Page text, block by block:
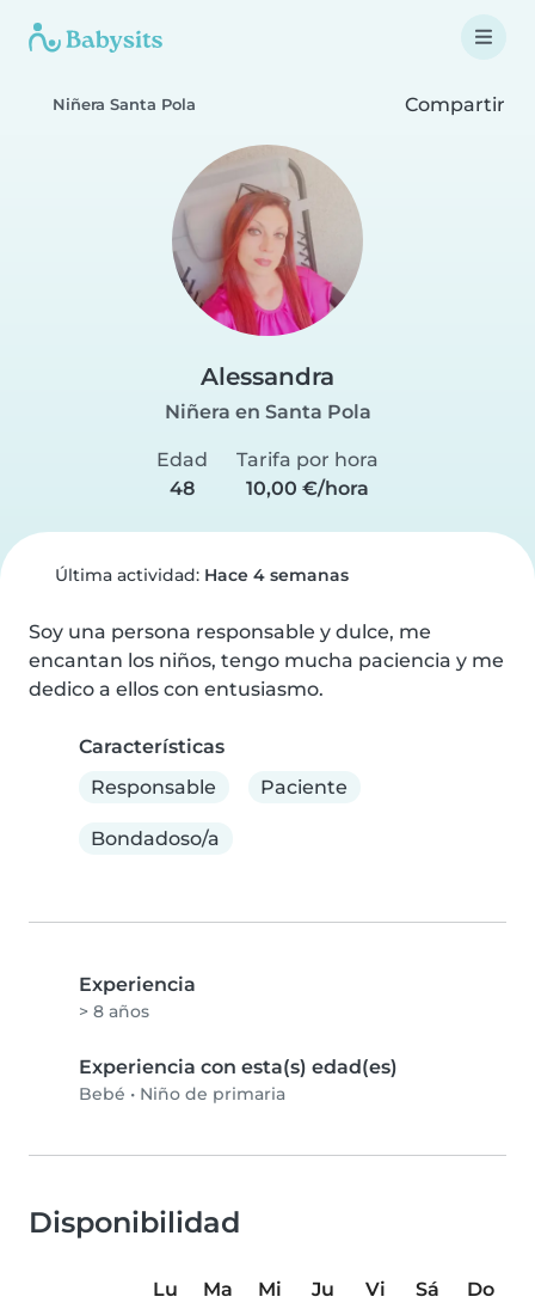
Niñera Santa Pola Compartir
Alessandra
Niñera en Santa Pola
Edad
48
Tarifa por hora
10,00 €/hora
Última actividad: Hace 4 semanas
Soy una persona responsable y dulce, me
encantan los niños, tengo mucha paciencia y me
dedico a ellos con entusiasmo.
Características
Responsable
Paciente
Bondadoso/a
Experiencia
> 8 años
Experiencia con esta(s) edad(es)
Bebé • Niño de primaria
Disponibilidad
Lu Ma Mi Ju Vi Sá
Do